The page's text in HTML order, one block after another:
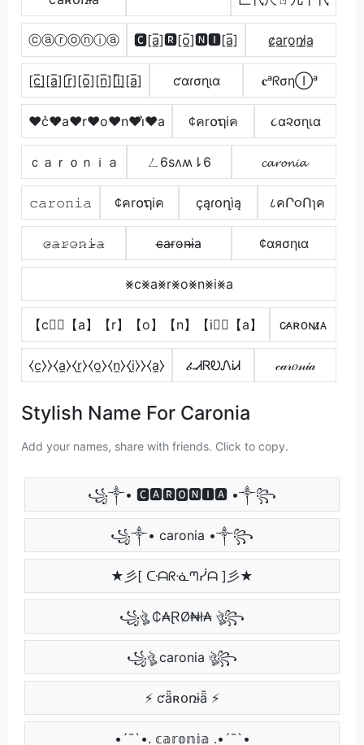
ⓒⓐⓡⓞⓝⓘⓐ 🅲[a̲̅]🆁[o̲̅]🅽🅸[a̲̅] c̷̲a̲r̲o̲n̲i̷̲a̲
[c̲̅]̼[a̲̅][r̲̅][o̲̅][n̲̅][i̲̅]̼[a̲̅] ƈαɾσɳια 𝐜ᵃᖇσηⒾᵃ
♥c͛♥a♥r♥o♥n♥i͛♥a ¢คr໐ຖiค ૮α૨σɳเα
ｃａｒｏｎｉａ ㄥ6sʌʍ⇂6 𝓬𝓪𝓻𝓸𝓷𝓲𝓪
𝚌𝚊𝚛𝚘𝚗𝚒𝚊 ¢คr໐ຖiค çąɾօղìą ८คՐ૦Ոɿค
𝚌̷̴𝚊̷𝚛̷𝚘̷𝚗̷𝚒̷̴𝚊̷ c̴̶a̴r̴o̴n̴i̴̶a̴ ¢αяσηια
⨳c⨳a⨳r⨳o⨳n⨳i⨳a
【c】⃣【a】【r】【o】【n】【i】⃣【a】 ᴄ̷ᴀʀᴏɴɪ̷ᴀ
⧼c̼⧽⧽⧼a̼⧽⧼r̼⧽⧼o̼⧽⧼n̼⧽⧼i̼⧽⧽⧼a̼⧽ ፈᏗᏒᎧᏁᎥᏗ 𝒸𝒶𝓇𝑜𝓃𝒾𝒶
Stylish Name For Caronia
Add your names, share with friends. Click to copy.
꧁༒• 🅲🅰🆁🅾🅽🅸🅰 •༒꧂
꧁༒• caronia •༒꧂
★彡[ ᑢᗩᖇᓍᘉᓰᗩ ]彡★
꧁ঔৣ ₵₳ⱤØ₦ł₳ ঔৣ꧂
꧁ঔৣ caronia ঔৣ꧂
⚡ ƈǟʀօռɨǟ ⚡
•´¯`•. 𝕔𝕒𝕣𝕠𝕟𝕚𝕒 .•´¯`•